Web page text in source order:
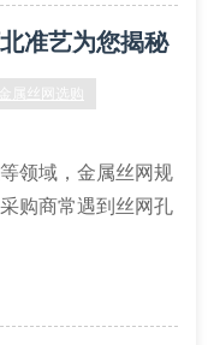
）突破传统平
证，该结构在承受
准艺为您揭秘
属丝网选购
领域，金属丝网规
购商常遇到丝网孔
质，导致设备筛网